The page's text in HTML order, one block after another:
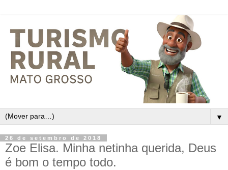
▼
26 de setembro de 2018
Zoe Elisa. Minha netinha querida, Deus
é bom o tempo todo.